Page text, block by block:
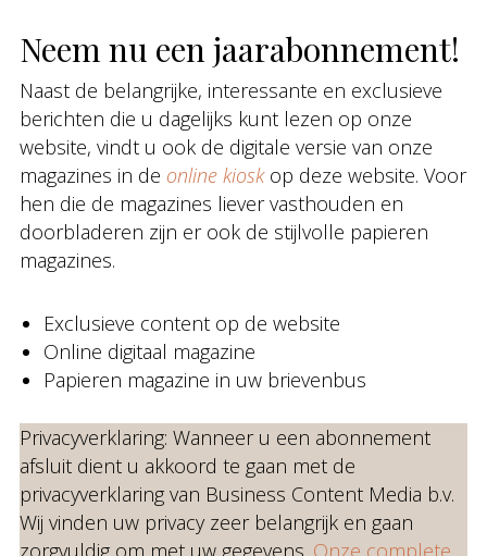
Neem nu een jaarabonnement!
Naast de belangrijke, interessante en exclusieve
berichten die u dagelijks kunt lezen op onze
website, vindt u ook de digitale versie van onze
magazines in de online kiosk op deze website. Voor
hen die de magazines liever vasthouden en
doorbladeren zijn er ook de stijlvolle papieren
magazines.
Exclusieve content op de website
Online digitaal magazine
Papieren magazine in uw brievenbus
Privacyverklaring: Wanneer u een abonnement
afsluit dient u akkoord te gaan met de
privacyverklaring van Business Content Media b.v.
Wij vinden uw privacy zeer belangrijk en gaan
zorgvuldig om met uw gegevens. Onze complete